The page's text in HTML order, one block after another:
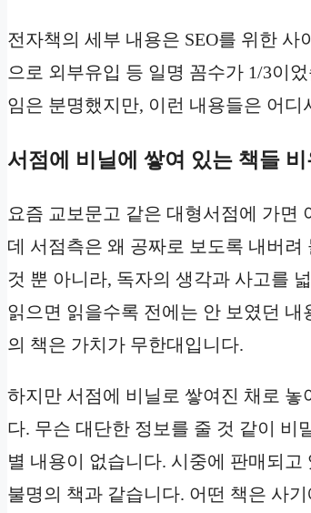
전자책의 세부 내용은 SEO를 위한
으로 외부유입 등 일명 꼼수가 1/3이
임은 분명했지만, 이런 내용들은 어
서점에 비닐에 쌓여 있는 책들 비
요즘 교보문고 같은 대형서점에 가면
데 서점측은 왜 공짜로 보도록 내버
것 뿐 아니라, 독자의 생각과 사고를
읽으면 읽을수록 전에는 안 보였던
의 책은 가치가 무한대입니다.
하지만 서점에 비닐로 쌓여진 채로
다. 무슨 대단한 정보를 줄 것 같이 비
별 내용이 없습니다. 시중에 판매되
불명의 책과 같습니다. 어떤 책은 사